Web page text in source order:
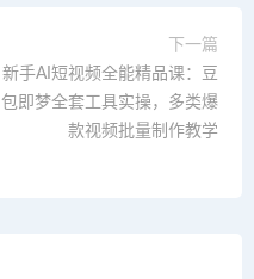
下一篇
新手AI短视频全能精品课：豆
包即梦全套工具实操，多类爆
款视频批量制作教学